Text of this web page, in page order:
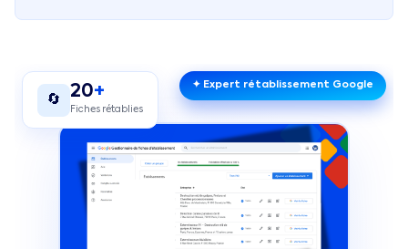
✦ Expert rétablissement Google
🔄 20+
Fiches rétablies